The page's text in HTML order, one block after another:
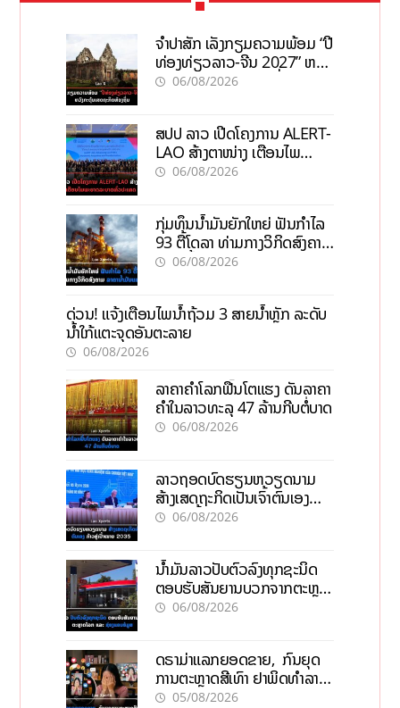
ຈຳປາສັກ ເລັ່ງກຽມຄວາມພ້ອມ “ປີ
ທ່ອງທ່ຽວລາວ-ຈີນ 2027” ຫວັງ
ກະຕຸ້ນເສດຖະກິດທ້ອງຖິ່ນ
06/08/2026
ສປປ ລາວ ເປີດໂຄງການ ALERT-
LAO ສ້າງຕາໜ່າງ ເຕືອນໄພ
ພະຍາດລະບາດທົ່ວປະເທດ
06/08/2026
ກຸ່ມທຶນນ້ຳມັນຍັກໃຫຍ່ ຟັນກຳໄລ
93 ຕື້ໂດລາ ທ່າມກາງວິກິດສົງຄາມ
ລາຄານໍ້າມັນແພງ
06/08/2026
ດ່ວນ! ແຈ້ງເຕືອນໄພນໍ້າຖ້ວມ 3 ສາຍນໍ້າຫຼັກ ລະດັບ
ນໍ້າໃກ້ແຕະຈຸດອັນຕະລາຍ
06/08/2026
ລາຄາຄຳໂລກຟື້ນໂຕແຮງ ດັນລາຄາ
ຄຳໃນລາວທະລຸ 47 ລ້ານກີບຕໍ່ບາດ
06/08/2026
ລາວຖອດບົດຮຽນຫວຽດນາມ
ສ້າງເສດຖະກິດເປັນເຈົ້າຕົນເອງ
ກ້າວສູ່ເປົ້າໝາຍ 2035
06/08/2026
ນໍ້າມັນລາວປັບຕົວລົງທຸກຊະນິດ
ຕອບຮັບສັນຍານບວກຈາກຕະຫຼາດ
ໂລກ ແລະ ຊ່ອງແຄບຮໍມູສ
06/08/2026
ດຣາມ່າແລກຍອດຂາຍ, ກົນຍຸດ
ການຕະຫຼາດສີເທົາ ຢາພິດທຳລາຍ
ທຸລະກິດ ໄລຍະຍາວ
05/08/2026